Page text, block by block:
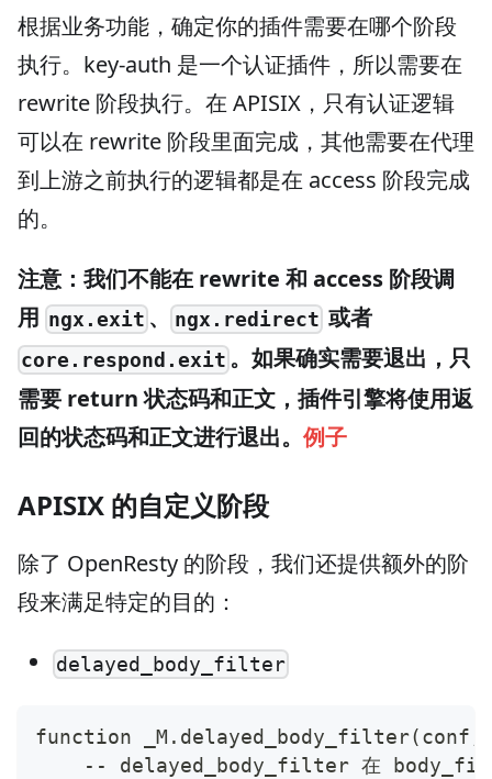
根据业务功能，确定你的插件需要在哪个阶段
执行。key-auth 是一个认证插件，所以需要在
rewrite 阶段执行。在 APISIX，只有认证逻辑
可以在 rewrite 阶段里面完成，其他需要在代理
到上游之前执行的逻辑都是在 access 阶段完成
的。
注意：我们不能在 rewrite 和 access 阶段调
用 ngx.exit 、 ngx.redirect或者
core.respond.exit 。如果确实需要退出，只
需要 return 状态码和正文，插件引擎将使用返
回的状态码和正文进行退出。 例子
APISIX 的自定义阶段
除了 OpenResty 的阶段，我们还提供额外的阶
段来满足特定的目的：
delayed_body_filter
function
-- delayed_body_filter 在